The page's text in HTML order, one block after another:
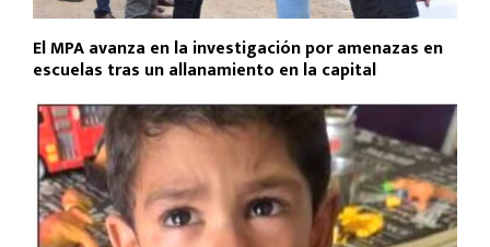
El MPA avanza en la investigación por amenazas en
escuelas tras un allanamiento en la capital